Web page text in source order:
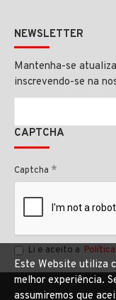
NEWSLETTER
Mantenha-se
inscrevendo-se na
CAPTCHA
Captcha
Li e aceito a
Este Website utiliza
melhor experiência.
assumiremos que